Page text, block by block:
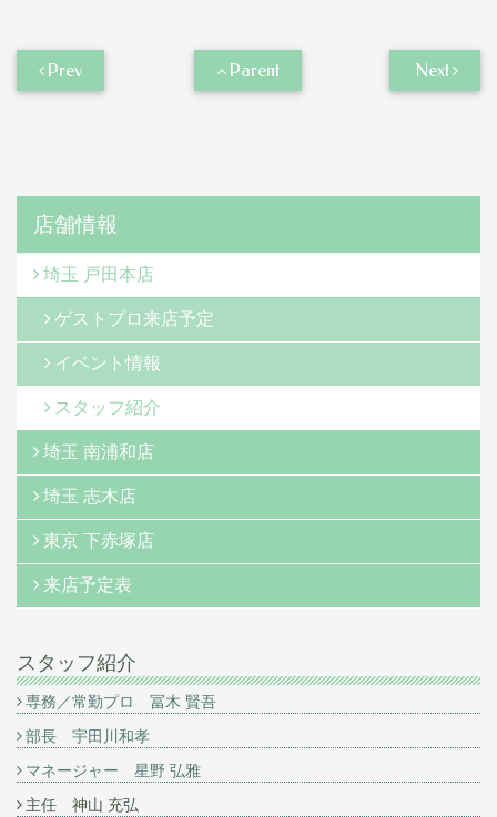
Prev Parent Next
店舗情報
埼玉 戸田本店
ゲストプロ来店予定
イベント情報
スタッフ紹介
埼玉 南浦和店
埼玉 志木店
東京 下赤塚店
来店予定表
スタッフ紹介
専務／常勤プロ 冨木 賢吾
部長 宇田川和孝
マネージャー 星野 弘雅
主任 神山 充弘